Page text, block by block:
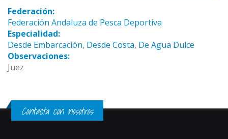
Federación:
Federación Andaluza de Pesca Deportiva
Especialidad:
Desde Embarcación, Desde Costa, De Agua Dulce
Observaciones:
Juez
Contacta con nosotros